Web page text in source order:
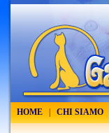
HOME CHI SIAMO